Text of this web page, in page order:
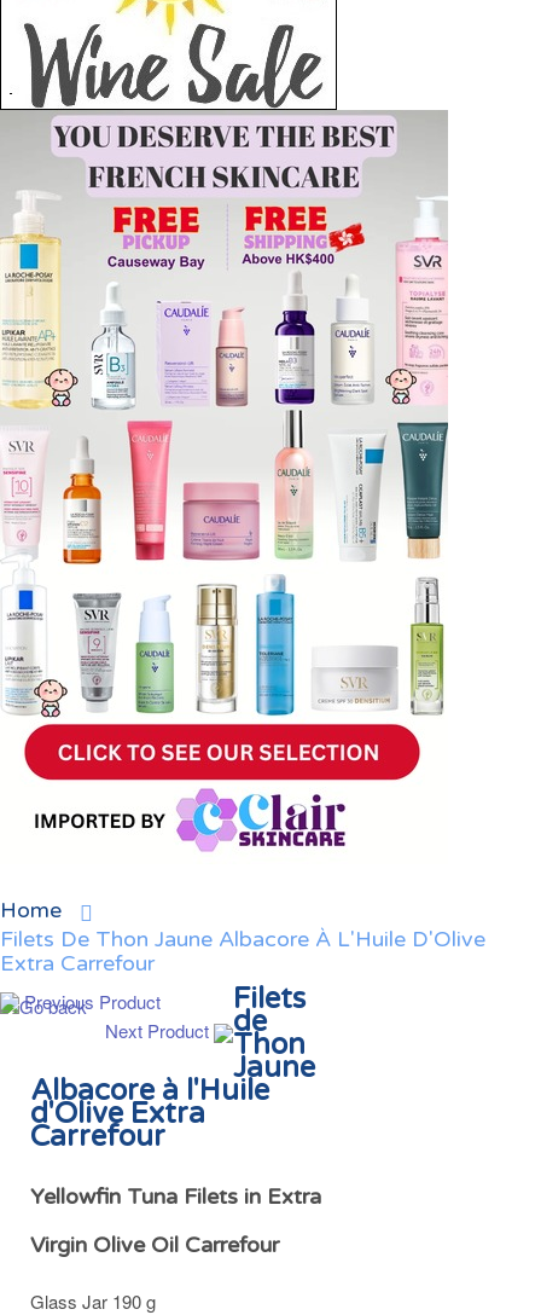
Home
Filets De Thon Jaune Albacore À L'Huile D'Olive
Extra Carrefour
Previous Product
Next Product
Filets
de
Thon
Jaune
Albacore à l'Huile
d'Olive Extra
Carrefour
Yellowfin Tuna Filets in Extra
Virgin Olive Oil Carrefour
Glass Jar 190 g